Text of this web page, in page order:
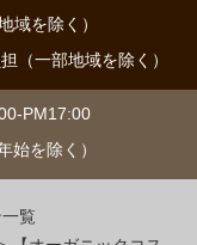
域を除く）
（一部地域を除く）
PM17:00
始を除く）
覧